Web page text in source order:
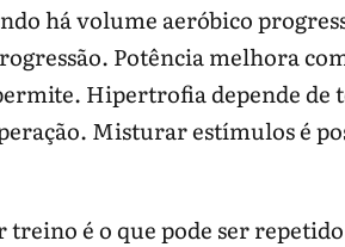
há volume aeróbico
Potência melhora
Hipertrofia depende de
Misturar estímulos é
é o que pode ser